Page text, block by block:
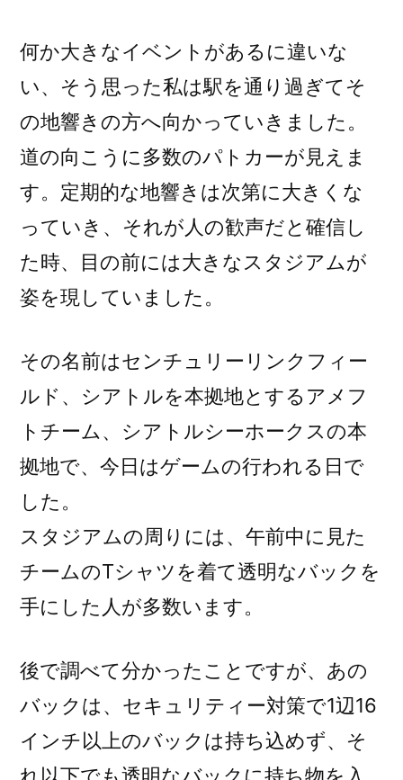
何か大きなイベントがあるに違いな
い、そう思った私は駅を通り過ぎてそ
の地響きの方へ向かっていきました。
道の向こうに多数のパトカーが見えま
す。定期的な地響きは次第に大きくな
っていき、それが人の歓声だと確信し
た時、目の前には大きなスタジアムが
姿を現していました。
その名前はセンチュリーリンクフィー
ルド、シアトルを本拠地とするアメフ
トチーム、シアトルシーホークスの本
拠地で、今日はゲームの行われる日で
した。
スタジアムの周りには、午前中に見た
チームのTシャツを着て透明なバックを
手にした人が多数います。
後で調べて分かったことですが、あの
バックは、セキュリティー対策で1辺16
インチ以上のバックは持ち込めず、そ